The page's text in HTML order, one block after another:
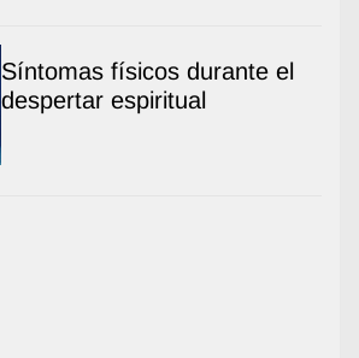
Síntomas físicos durante el
despertar espiritual